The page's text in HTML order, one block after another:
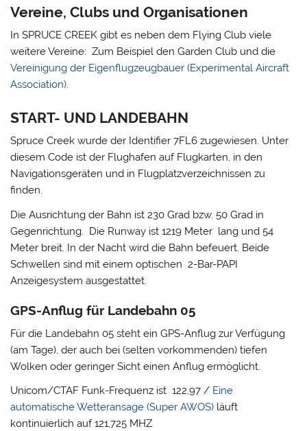
Vereine, Clubs und Organisationen
In SPRUCE CREEK gibt es neben dem Flying Club viele
weitere Vereine: Zum Beispiel den Garden Club und die
Vereinigung der Eigenflugzeugbauer (Experimental Aircraft
Association).
START- UND LANDEBAHN
Spruce Creek wurde der Identifier 7FL6 zugewiesen. Unter
diesem Code ist der Flughafen auf Flugkarten, in den
Navigationsgeräten und in Flugplatzverzeichnissen zu
finden.
Die Ausrichtung der Bahn ist 230 Grad bzw. 50 Grad in
Gegenrichtung. Die Runway ist 1219 Meter lang und 54
Meter breit. In der Nacht wird die Bahn befeuert. Beide
Schwellen sind mit einem optischen 2-Bar-PAPI
Anzeigesystem ausgestattet.
GPS-Anflug für Landebahn 05
Für die Landebahn 05 steht ein GPS-Anflug zur Verfügung
(am Tage), der auch bei (selten vorkommenden) tiefen
Wolken oder geringer Sicht einen Anflug ermöglicht.
Unicom/CTAF Funk-Frequenz ist 122,97 / Eine
automatische Wetteransage (Super AWOS) läuft
kontinuierlich auf 121,725 MHZ